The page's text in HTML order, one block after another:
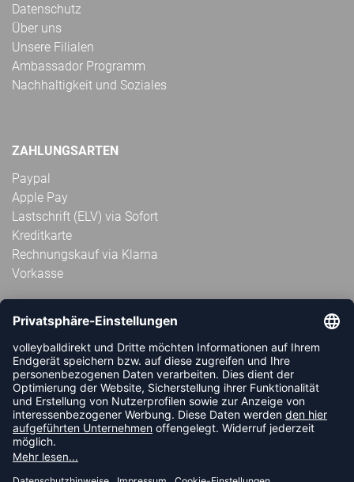
Datenschutz
Über uns
Unsere Filialen
Ambassador Programm
Nachhaltigkeit und Soziales
ZAHLUNGSARTEN
Paypal
Apple Pay
Lastschrift (ELV) via Sofort
Kreditkarte
Rechnungskauf via Klarna
Vorkasse
ABONNIERE JETZT DEN KOSTENLOSEN
VOLLEYBALLDIREKT-NEWSLETTER UND VERPASSE KEINE
NEUIGKEIT ODER AKTION MEHR.
JETZT ANMELDEN